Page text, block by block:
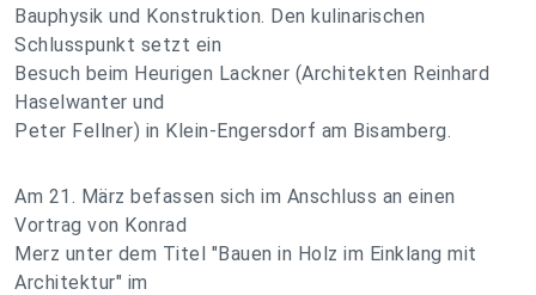
Bauphysik und Konstruktion. Den kulinarischen
Schlusspunkt setzt ein
Besuch beim Heurigen Lackner (Architekten Reinhard
Haselwanter und
Peter Fellner) in Klein-Engersdorf am Bisamberg.
Am 21. März befassen sich im Anschluss an einen
Vortrag von Konrad
Merz unter dem Titel "Bauen in Holz im Einklang mit
Architektur" im